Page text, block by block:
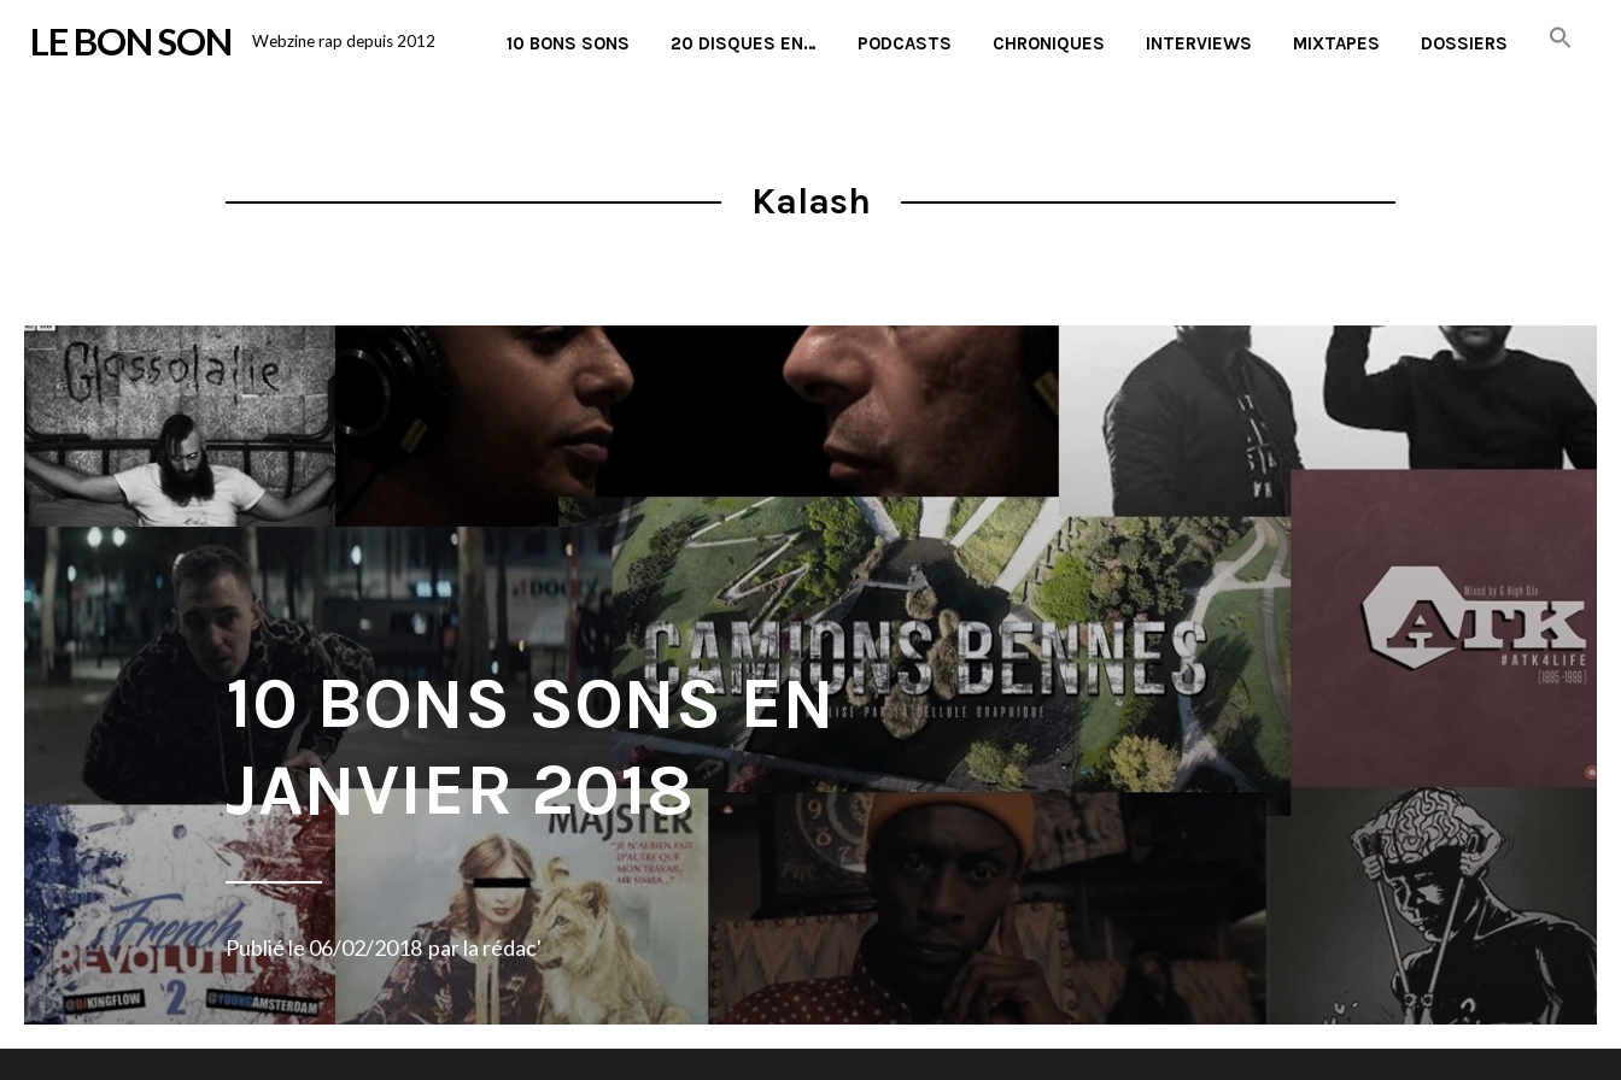
LE BON SON Webzine rap depuis 2012 10 BONS SONS 20 DISQUES EN… PODCASTS CHRONIQUES INTERVIEWS MIXTAPES DOSSIERS
Kalash
10 BONS SONS EN
JANVIER 2018
Publié le06/02/2018 parla rédac'